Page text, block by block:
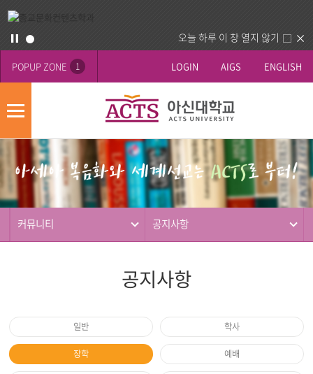
오늘 하루 이 창 열지 않기
POPUP ZONE 1 LOGIN AIGS ENGLISH
모
메
뉴
역
커뮤니티 공지사항
공지사항
일반 학사
장학 예배